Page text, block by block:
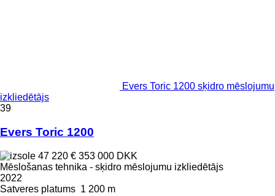
Evers Toric 1200 sķidro mēslojumu
izkliedētājs
39
Evers Toric 1200
47 220 € 353 000 DKK
Mēslošanas tehnika - sķidro mēslojumu izkliedētājs
2022
Satveres platums 1 200 m